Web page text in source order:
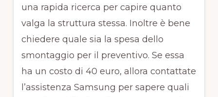
una rapida ricerca per capire quanto
valga la struttura stessa. Inoltre è bene
chiedere quale sia la spesa dello
smontaggio per il preventivo. Se essa
ha un costo di 40 euro, allora contattate
l’assistenza Samsung per sapere quali